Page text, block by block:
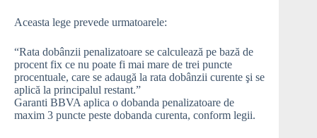
Aceasta lege prevede urmatoarele:
“Rata dobânzii penalizatoare se calculează pe bază de
procent fix ce nu poate fi mai mare de trei puncte
procentuale, care se adaugă la rata dobânzii curente şi se
aplică la principalul restant.”
Garanti BBVA aplica o dobanda penalizatoare de
maxim 3 puncte peste dobanda curenta, conform legii.